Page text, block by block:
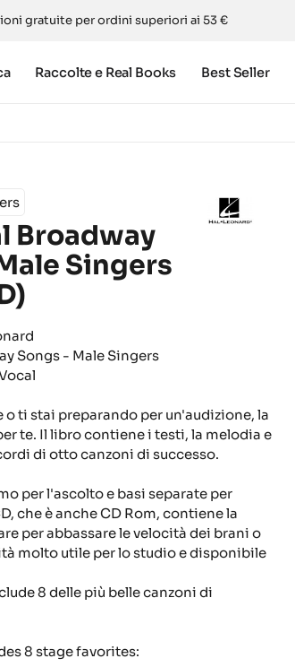
gratuite per ordini superiori ai 53 €
Raccolte e Real Books Best Seller
Broadway
Singers
Songs - Male Singers
o ti stai preparando per un'audizione, la
te. Il libro contiene i testi, la melodia e
di otto canzoni di successo.
per l'ascolto e basi separate per
che è anche CD Rom, contiene la
per abbassare le velocità dei brani o
molto utile per lo studio e disponibile
8 delle più belle canzoni di
8 stage favorites: